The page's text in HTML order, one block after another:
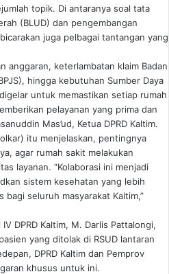
topik. Di antaranya soal tata
(BLUD) dan pengembangan
juga pelbagai tantangan yang
anggaran, keterlambatan klaim Badan
hingga kebutuhan Sumber Daya
untuk memastikan setiap rumah
pelayanan yang prima dan
Mas’ud, Ketua DPRD Kaltim.
itu menjelaskan, pentingnya
agar rumah sakit melakukan
layanan. “Kolaborasi ini menjadi
sistem kesehatan yang lebih
seluruh masyarakat Kaltim,”
DPRD Kaltim, M. Darlis Pattalongi,
yang ditolak di RSUD lantaran
DPRD Kaltim dan Pemprov
khusus untuk ini.